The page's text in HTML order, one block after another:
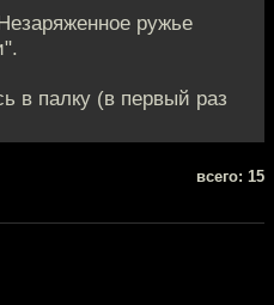
ружье
в палку (в первый раз
всего: 15